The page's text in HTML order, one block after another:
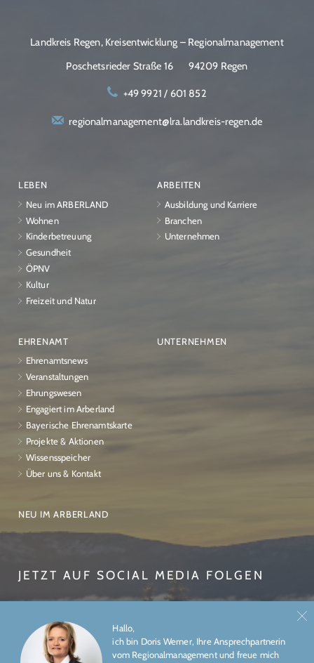
Hallo,
ich bin Doris Werner, Ihre Ansprechpartnerin
vom Regionalmanagement und freue mich
Landkreis Regen, Kreisentwicklung – Regionalmanagement
Poschetsrieder Straße 16
94209 Regen
+49 9921 / 601 852
regionalmanagement@lra.landkreis-regen.de
LEBEN
Neu im ARBERLAND
Wohnen
Kinderbetreuung
Gesundheit
ÖPNV
Kultur
Freizeit und Natur
ARBEITEN
Ausbildung und Karriere
Branchen
Unternehmen
EHRENAMT
Ehrenamtsnews
Veranstaltungen
Ehrungswesen
Engagiert im Arberland
Bayerische Ehrenamtskarte
Projekte & Aktionen
Wissensspeicher
Über uns & Kontakt
UNTERNEHMEN
NEU IM ARBERLAND
JETZT AUF SOCIAL MEDIA FOLGEN